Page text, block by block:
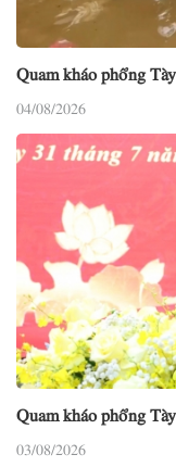
Quam kháo phổng
04/08/2026
Quam kháo phổng
03/08/2026